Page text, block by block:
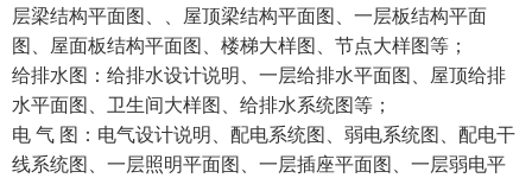
层梁结构平面图、、屋顶梁结构平面图、一层板结构平面
图、屋面板结构平面图、楼梯大样图、节点大样图等；
给排水图：给排水设计说明、一层给排水平面图、屋顶给排
水平面图、卫生间大样图、给排水系统图等；
电 气 图：电气设计说明、配电系统图、弱电系统图、配电干
线系统图、一层照明平面图、一层插座平面图、一层弱电平